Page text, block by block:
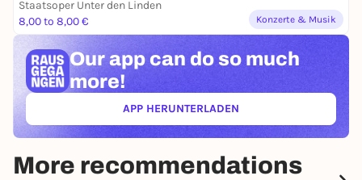
Staatsoper Unter den Linden
8,00 to 8,00 €
Konzerte & Musik
Our app can do so much
more!
APP HERUNTERLADEN(ÖFFNET IN NEUEM TAB)
More recommendations